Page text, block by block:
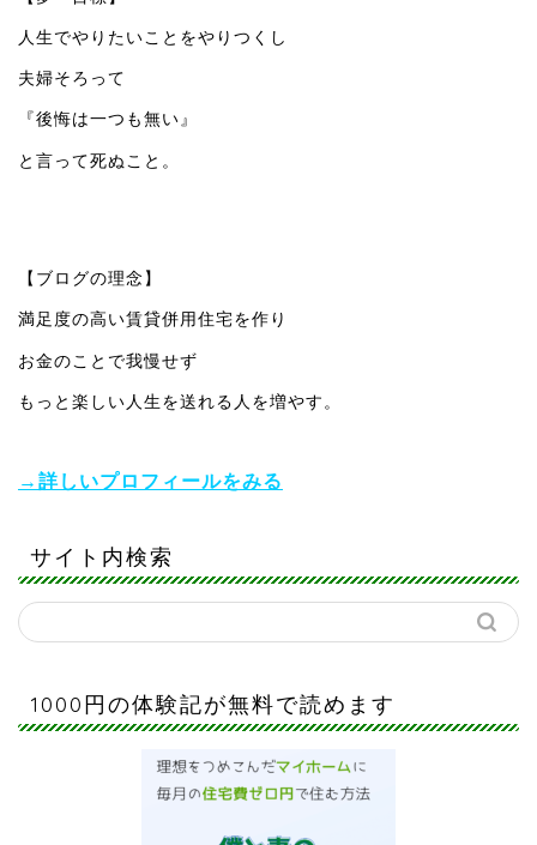
人生でやりたいことをやりつくし
夫婦そろって
『後悔は一つも無い』
と言って死ぬこと。
【ブログの理念】
満足度の高い賃貸併用住宅を作り
お金のことで我慢せず
もっと楽しい人生を送れる人を増やす。
→詳しいプロフィールをみる
サイト内検索
1000円の体験記が無料で読めます